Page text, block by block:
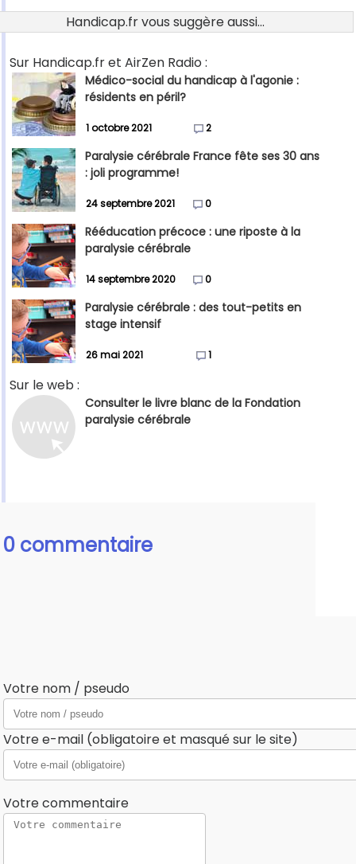
Handicap.fr vous suggère aussi...
Sur Handicap.fr et AirZen Radio :
Médico-social du handicap à l'agonie :
résidents en péril?
1 octobre 2021 2
Paralysie cérébrale France fête ses 30 ans
: joli programme!
24 septembre 2021 0
Rééducation précoce : une riposte à la
paralysie cérébrale
14 septembre 2020 0
Paralysie cérébrale : des tout-petits en
stage intensif
26 mai 2021 1
Sur le web :
Consulter le livre blanc de la Fondation
paralysie cérébrale
0 commentaire
Votre nom / pseudo
Votre e-mail (obligatoire et masqué sur le site)
Votre commentaire